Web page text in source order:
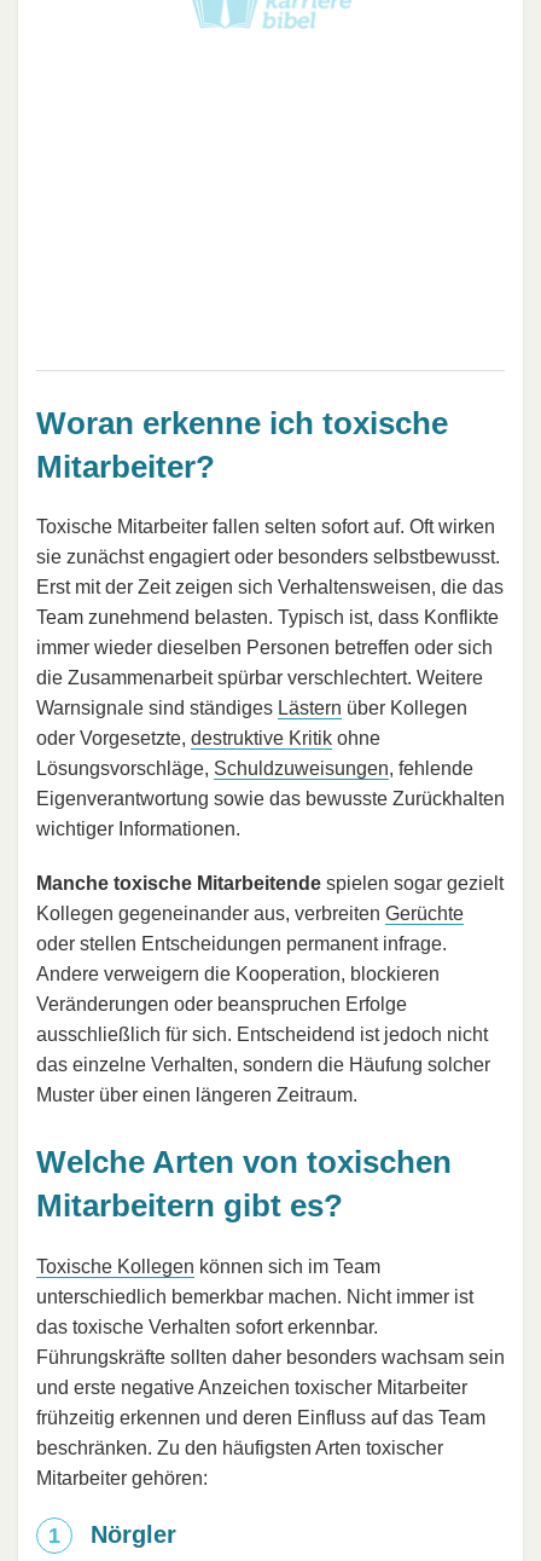
Woran erkenne ich toxische
Mitarbeiter?
Toxische Mitarbeiter fallen selten sofort auf. Oft wirken
sie zunächst engagiert oder besonders selbstbewusst.
Erst mit der Zeit zeigen sich Verhaltensweisen, die das
Team zunehmend belasten. Typisch ist, dass Konflikte
immer wieder dieselben Personen betreffen oder sich
die Zusammenarbeit spürbar verschlechtert. Weitere
Warnsignale sind ständiges Lästern über Kollegen
oder Vorgesetzte, destruktive Kritik ohne
Lösungsvorschläge, Schuldzuweisungen, fehlende
Eigenverantwortung sowie das bewusste Zurückhalten
wichtiger Informationen.
Manche toxische Mitarbeitende spielen sogar gezielt
Kollegen gegeneinander aus, verbreiten Gerüchte
oder stellen Entscheidungen permanent infrage.
Andere verweigern die Kooperation, blockieren
Veränderungen oder beanspruchen Erfolge
ausschließlich für sich. Entscheidend ist jedoch nicht
das einzelne Verhalten, sondern die Häufung solcher
Muster über einen längeren Zeitraum.
Welche Arten von toxischen
Mitarbeitern gibt es?
Toxische Kollegen können sich im Team
unterschiedlich bemerkbar machen. Nicht immer ist
das toxische Verhalten sofort erkennbar.
Führungskräfte sollten daher besonders wachsam sein
und erste negative Anzeichen toxischer Mitarbeiter
frühzeitig erkennen und deren Einfluss auf das Team
beschränken. Zu den häufigsten Arten toxischer
Mitarbeiter gehören:
Nörgler